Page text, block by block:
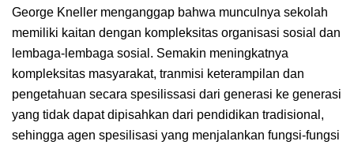
George Kneller menganggap bahwa munculnya sekolah
memiliki kaitan dengan kompleksitas organisasi sosial dan
lembaga-lembaga sosial. Semakin meningkatnya
kompleksitas masyarakat, tranmisi keterampilan dan
pengetahuan secara spesilissasi dari generasi ke generasi
yang tidak dapat dipisahkan dari pendidikan tradisional,
sehingga agen spesilisasi yang menjalankan fungsi-fungsi